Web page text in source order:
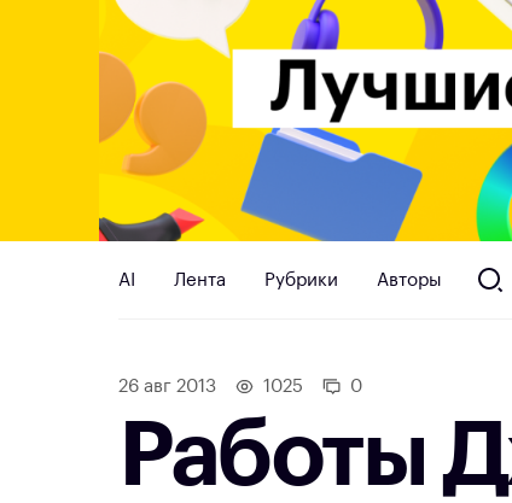
AI Лента Рубрики Авторы
26 авг 2013 1025 0
Работы